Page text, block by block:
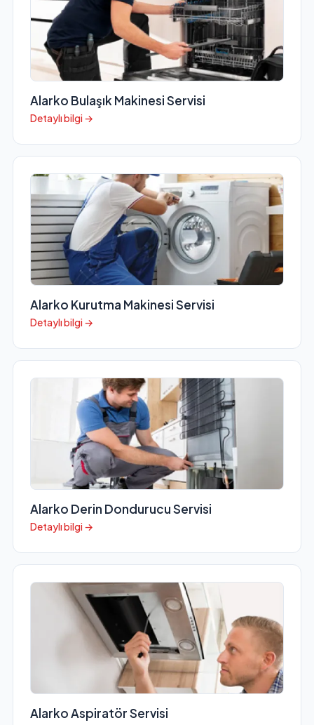
Alarko Bulaşık Makinesi Servisi
Detaylı bilgi →
Alarko Kurutma Makinesi Servisi
Detaylı bilgi →
Alarko Derin Dondurucu Servisi
Detaylı bilgi →
Alarko Aspiratör Servisi